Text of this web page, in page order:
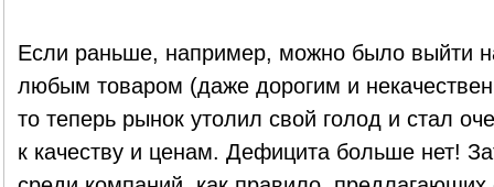
Если раньше, например, можно было выйти
любым товаром (даже дорогим и
то теперь рынок утолил свой голод и стал
к качеству и ценам. Дефицита больше нет!